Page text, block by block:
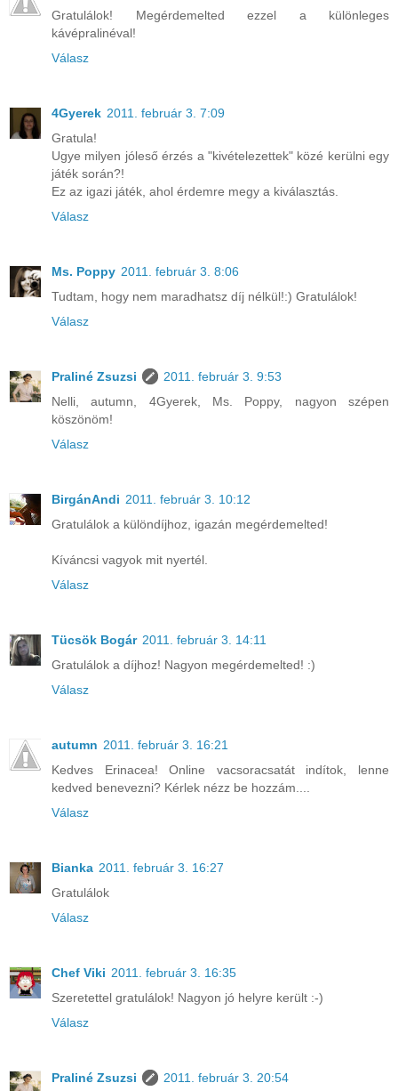
Gratulálok! Megérdemelted ezzel a különleges
kávépralinéval!
Válasz
4Gyerek 2011. február 3. 7:09
Gratula!
Ugye milyen jóleső érzés a "kivételezettek" közé kerülni egy
játék során?!
Ez az igazi játék, ahol érdemre megy a kiválasztás.
Válasz
Ms. Poppy 2011. február 3. 8:06
Tudtam, hogy nem maradhatsz díj nélkül!:) Gratulálok!
Válasz
Praliné Zsuzsi
2011. február 3. 9:53
Nelli, autumn, 4Gyerek, Ms. Poppy, nagyon szépen
köszönöm!
Válasz
BirgánAndi 2011. február 3. 10:12
Gratulálok a különdíjhoz, igazán megérdemelted!
Kíváncsi vagyok mit nyertél.
Válasz
Tücsök Bogár 2011. február 3. 14:11
Gratulálok a díjhoz! Nagyon megérdemelted! :)
Válasz
autumn 2011. február 3. 16:21
Kedves Erinacea! Online vacsoracsatát indítok, lenne
kedved benevezni? Kérlek nézz be hozzám....
Válasz
Bianka 2011. február 3. 16:27
Gratulálok
Válasz
Chef Viki 2011. február 3. 16:35
Szeretettel gratulálok! Nagyon jó helyre került :-)
Válasz
Praliné Zsuzsi
2011. február 3. 20:54